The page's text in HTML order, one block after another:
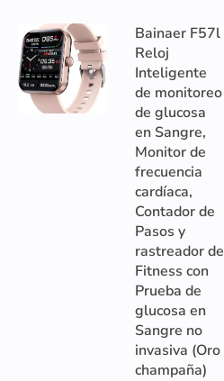
Bainaer F57l
Reloj
Inteligente
de monitoreo
de glucosa
en Sangre,
Monitor de
frecuencia
cardíaca,
Contador de
Pasos y
rastreador de
Fitness con
Prueba de
glucosa en
Sangre no
invasiva (Oro
champaña)